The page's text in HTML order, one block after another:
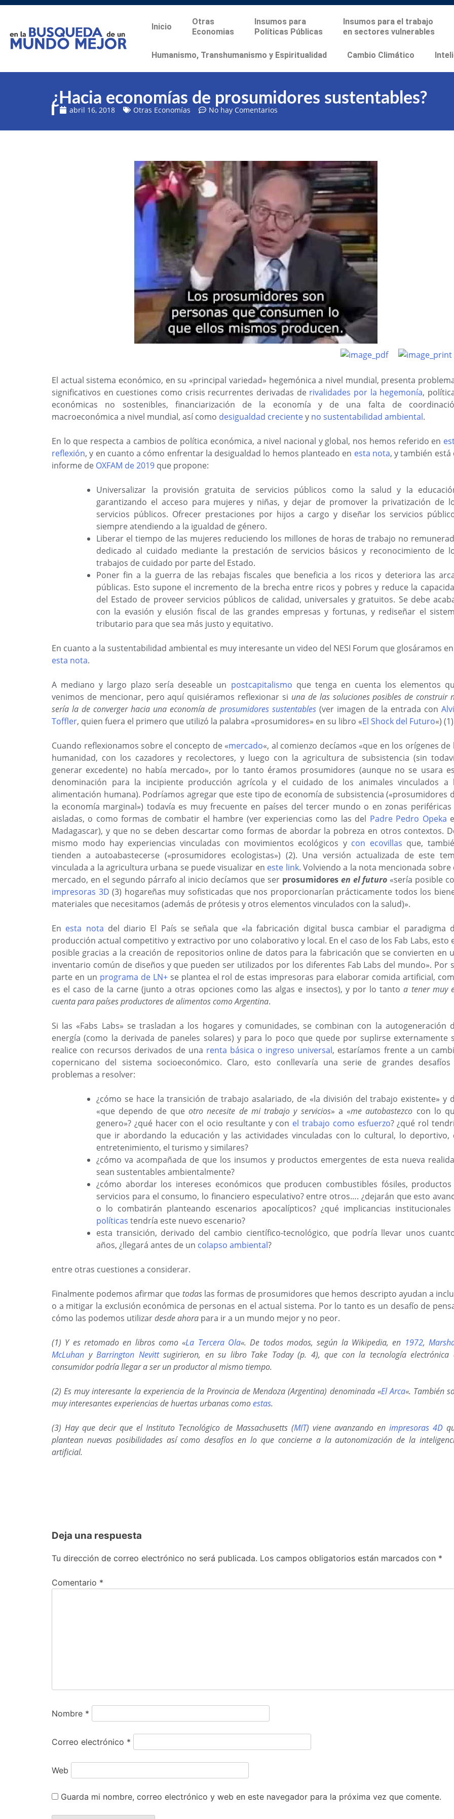
Inicio
Otras
Economias
Insumos para
Políticas Públicas
Insumos para el trabajo
en sectores vulnerables
Humanismo, Transhumanismo y Espiritualidad Cambio Climático
¿Hacia economías de prosumidores sustentables?
abril 16, 2018 Otras Economías No hay Comentarios
El actual sistema económico, en su «principal variedad» hegemónica a nivel mundial, presenta
significativos en cuestiones como crisis recurrentes derivadas de rivalidades por la hegemonía,
económicas no sostenibles, financiarización de la economía y de una falta de
macroeconómica a nivel mundial, así como desigualdad crecientey no sustentabilidad ambiental.
En lo que respecta a cambios de política económica, a nivel nacional y global, nos hemos referido en
reflexión, y en cuanto a cómo enfrentar la desigualdad lo hemos planteado en esta nota, y también está
informe de OXFAM de 2019 que propone:
Universalizar la provisión gratuita de servicios públicos como la salud y la
garantizando el acceso para mujeres y niñas, y dejar de promover la privatización de
servicios públicos. Ofrecer prestaciones por hijos a cargo y diseñar los servicios
siempre atendiendo a la igualdad de género.
Liberar el tiempo de las mujeres reduciendo los millones de horas de trabajo no
dedicado al cuidado mediante la prestación de servicios básicos y reconocimiento de
trabajos de cuidado por parte del Estado.
Poner fin a la guerra de las rebajas fiscales que beneficia a los ricos y deteriora las
públicas. Esto supone el incremento de la brecha entre ricos y pobres y reduce la
del Estado de proveer servicios públicos de calidad, universales y gratuitos. Se debe
con la evasión y elusión fiscal de las grandes empresas y fortunas, y rediseñar el
tributario para que sea más justo y equitativo.
En cuanto a la sustentabilidad ambiental es muy interesante un video del NESI Forum que glosáramos en
esta nota.
A mediano y largo plazo sería deseable un postcapitalismo que tenga en cuenta los elementos
venimos de mencionar, pero aquí quisiéramos reflexionar si una de las soluciones posibles de construir
sería la deconverger hacia una economía de prosumidores sustentables (ver imagen de la entrada con
Toffler, quien fuera el primero que utilizó la palabra «prosumidores» en su libro «El Shock del Futuro«)
Cuando reflexionamos sobre el concepto de «mercado«, al comienzo decíamos «que en los orígenes de
humanidad, con los cazadores y recolectores, y luego con la agricultura de subsistencia (sin
generar excedente) no había mercado», por lo tanto éramos prosumidores (aunque no se usara
denominación para la incipiente producción agrícola y el cuidado de los animales vinculados a
alimentación humana). Podríamos agregar que este tipo de economía de subsistencia («prosumidores
la economía marginal») todavía es muy frecuente en países del tercer mundo o en zonas periféricas
aisladas, o como formas de combatir el hambre (ver experiencias como las del Padre Pedro Opeka
Madagascar), y que no se deben descartar como formas de abordar la pobreza en otros contextos.
mismo modo hay experiencias vinculadas con movimientos ecológicos y con ecovillas que,
tienden a autoabastecerse («prosumidores ecologistas») (2). Una versión actualizada de este
vinculada a la agricultura urbana se puede visualizar en este link. Volviendo a la nota mencionada sobre
mercado, en el segundo párrafo al inicio decíamos que ser prosumidores en el futuro «sería posible
impresoras 3D (3) hogareñas muy sofisticadas que nos proporcionarían prácticamente todos los
materiales que necesitamos (además de prótesis y otros elementos vinculados con la salud)».
En esta nota del diario El País se señala que «la fabricación digital busca cambiar el paradigma
producción actual competitivo y extractivo por uno colaborativo y local. En el caso de los Fab Labs, esto
posible gracias a la creación de repositorios online de datos para la fabricación que se convierten en
inventario común de diseños y que pueden ser utilizados por los diferentes Fab Labs del mundo». Por
parte en un programa de LN+se plantea el rol de estas impresoras para elaborar comida artificial,
es el caso de la carne (junto a otras opciones como las algas e insectos), y por lo tantoa tener muy
cuenta para países productores de alimentos como Argentina.
Si las «Fabs Labs» se trasladan a los hogares y comunidades, se combinan con la autogeneración
energía (como la derivada de paneles solares) y para lo poco que quede por suplirse externamente
realice con recursos derivados de una renta básica o ingreso universal, estaríamos frente a un
copernicano del sistema socioeconómico. Claro, esto conllevaría una serie de grandes
problemas a resolver:
¿cómo se hace la transición de trabajo asalariado, de «la división del trabajo existente» y
«que dependo de que otro necesite de mi trabajo y servicios» a «me autobastezco con lo
genero»? ¿qué hacer con el ocio resultante y con el trabajo como esfuerzo? ¿qué rol
que ir abordando la educación y las actividades vinculadas con lo cultural, lo deportivo,
entretenimiento, el turismo y similares?
¿cómo va acompañada de que los insumos y productos emergentes de esta nueva
sean sustentables ambientalmente?
¿cómo abordar los intereses económicos que producen combustibles fósiles,
servicios para el consumo, lo financiero especulativo? entre otros…. ¿dejarán que esto
o lo combatirán planteando escenarios apocalípticos? ¿qué implicancias
políticas tendría este nuevo escenario?
esta transición, derivado del cambio científico-tecnológico, que podría llevar unos
años, ¿llegará antes de un colapso ambiental?
entre otras cuestiones a considerar.
Finalmente podemos afirmar que todas las formas de prosumidores que hemos descripto ayudan a
o a mitigar la exclusión económica de personas en el actual sistema. Por lo tanto es un desafío de
cómo las podemos utilizardesde ahora para ir a un mundo mejor y no peor.
(1) Y es retomado en libros como «La Tercera Ola«. De todos modos, según la Wikipedia, en 1972,
McLuhan yBarrington Nevittsugirieron, en su libro Take Today (p. 4), que con la tecnología electrónica
consumidor podría llegar a ser un productor al mismo tiempo.
(2) Es muy interesante la experiencia de la Provincia de Mendoza (Argentina) denominada «El Arca«. También
muy interesantes experiencias de huertas urbanas comoestas.
(3) Hay que decir que el Instituto Tecnológico de Massachusetts (MIT) viene avanzando en impresoras 4D
plantean nuevas posibilidades así como desafíos en lo que concierne a la autonomización de la
artificial.
Deja una respuesta
Tu dirección de correo electrónico no será publicada. Los campos obligatorios están marcados con *
Comentario *
Nombre *
Correo electrónico *
Web
Guarda mi nombre, correo electrónico y web en este navegador para la próxima vez que comente.